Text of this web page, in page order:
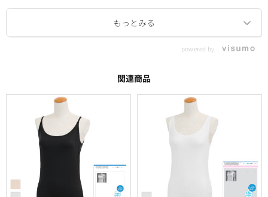
powered by
関連商品